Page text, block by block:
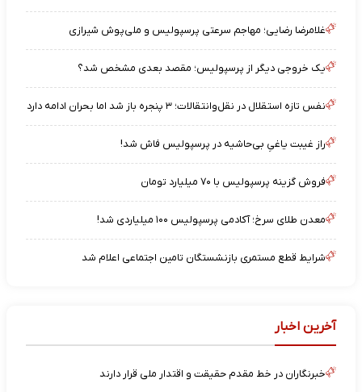
غلامرضا رضایی؛ مهاجم سرعتی پرسپولیس و ملی‌پوش شیرازی
یک خروجی دیگر از پرسپولیس؛ مقصد بعدی مشخص شد؟
نفس تازه استقلال در نقل‌وانتقالات؛ ۳ پنجره باز شد اما بحران ادامه دارد
راز غیبت یاغیِ بی‌حاشیه در پرسپولیس فاش شد!
فروش گزینه پرسپولیس با ۷۰ میلیارد تومان
معدن طلای سرخ؛ آکادمی پرسپولیس ۱۰۰ میلیاردی شد!
شرایط قطع مستمری بازنشستگان تامین اجتماعی اعلام شد
آخرین اخبار
خبرنگاران در خط مقدم حقیقت و اقتدار ملی قرار دارند